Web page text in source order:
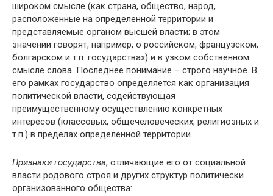
широком смысле (как страна, общество, народ,
расположенные на определенной территории и
представляемые органом высшей власти; в этом
значении говорят, например, о российском, французском,
болгарском и т.п. государствах) и в узком собственном
смысле слова. Последнее понимание – строго научное. В
его рамках государство определяется как организация
политической власти, содействующая
преимущественному осуществлению конкретных
интересов (классовых, общечеловеческих, религиозных и
т.п.) в пределах определенной территории.
Признаки государства, отличающие его от социальной
власти родового строя и других структур политически
организованного общества: